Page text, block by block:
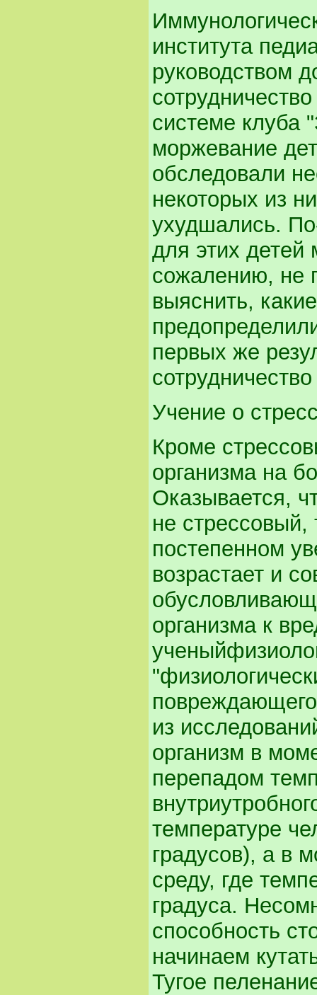
института
руководством
системе клуба
моржевание
обследовали
некоторых из
ухудшались.
для этих
сожалению, не
выяснить,
первых же
Учение о
Кроме
организма на
Оказывается,
не стрессовый,
постепенном
возрастает и
организма к
повреждающего
из
организм в
перепадом
температуре
градусов), а в
среду, где
градуса.
способность
начинаем
Тугое